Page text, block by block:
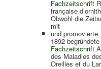
Fachzeitschrift
française
Obwohl die
mit
und promovierte
1892
Fachzeitschrift
des Maladies
Oreilles et du